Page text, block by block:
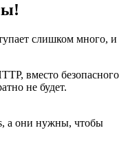
слишком много, и
вместо безопасного
не будет.
а они нужны, чтобы